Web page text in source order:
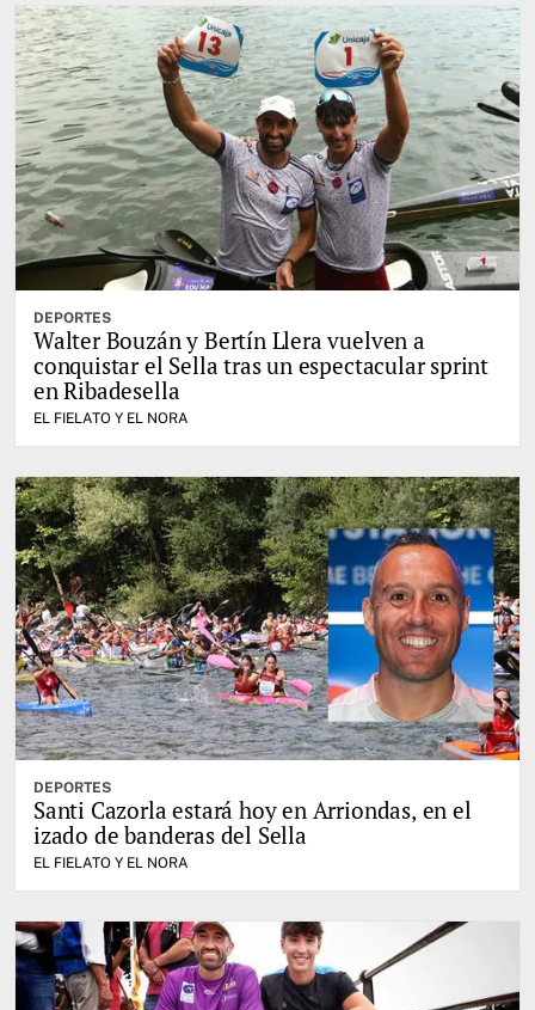
DEPORTES
Walter Bouzán y Bertín Llera vuelven a
conquistar el Sella tras un espectacular sprint
en Ribadesella
EL FIELATO Y EL NORA
DEPORTES
Santi Cazorla estará hoy en Arriondas, en el
izado de banderas del Sella
EL FIELATO Y EL NORA